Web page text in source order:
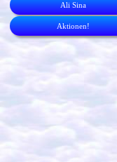
Ali Sina
Aktionen!